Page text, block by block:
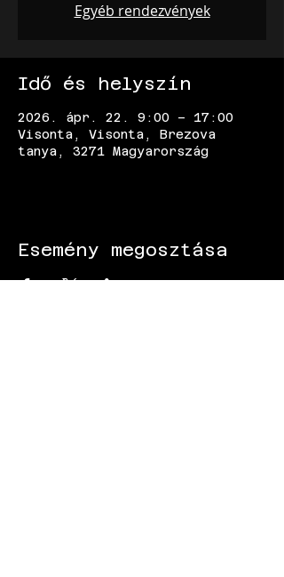
Egyéb rendezvények
Idő és helyszín
2026. ápr. 22. 9:00 – 17:00
Visonta, Visonta, Brezova
tanya, 3271 Magyarország
Esemény megosztása